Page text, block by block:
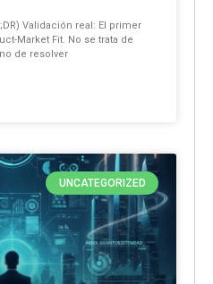
Validación real: El primer
Market Fit. No se trata de
de resolver
UNCATEGORIZED